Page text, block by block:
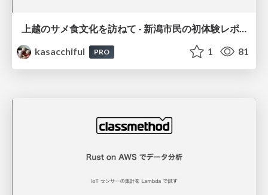
上越のサメ食文化を訪ねて - 新潟市民の初体験レポ / ssmjp-shark
kasacchiful
PRO 1 81